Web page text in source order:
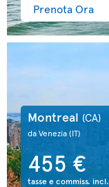
Prenota Ora
Montreal (CA)
da Venezia(IT)
455 €
tasse e commiss. incl.